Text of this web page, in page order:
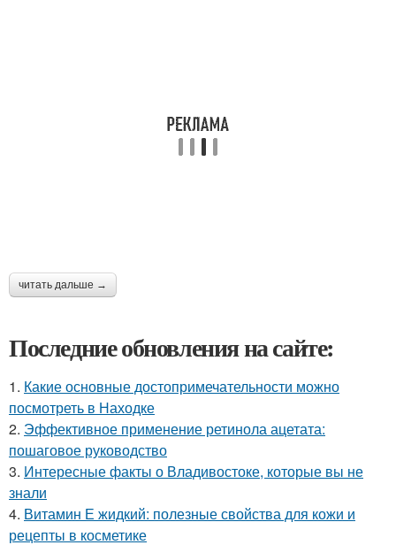
читать дальше →
Последние обновления на сайте:
1. Какие основные достопримечательности можно
посмотреть в Находке
2. Эффективное применение ретинола ацетата:
пошаговое руководство
3. Интересные факты о Владивостоке, которые вы не
знали
4. Витамин Е жидкий: полезные свойства для кожи и
рецепты в косметике